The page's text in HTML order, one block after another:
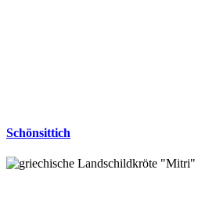
Schönsittich